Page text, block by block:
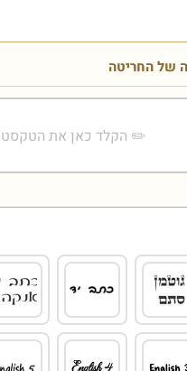
של החריטה